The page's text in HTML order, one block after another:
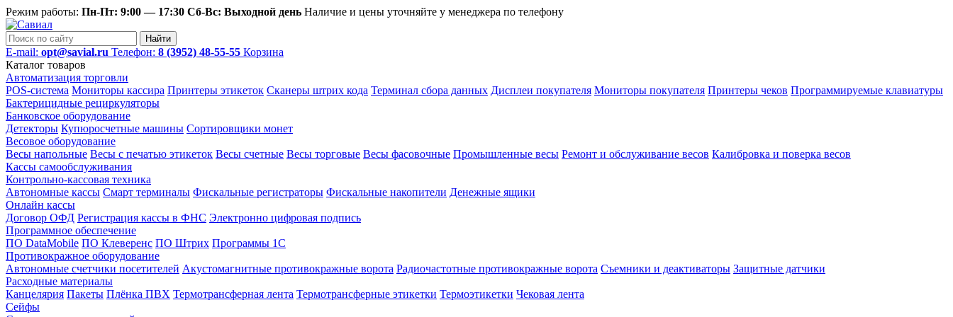
Режим работы: Пн-Пт: 9:00 — 17:30 Сб-Вс: Выходной день Наличие и цены уточняйте у менеджера по телефону
Найти
E-mail: opt@savial.ru Телефон: 8 (3952) 48-55-55 Корзина
Каталог товаров
Автоматизация торговли
POS-система Мониторы кассира Принтеры этикеток Сканеры штрих кода Терминал сбора данных Дисплеи покупателя Мониторы покупателя Принтеры чеков Программируемые клавиатуры
Бактерицидные рециркуляторы
Банковское оборудование
Детекторы Купюросчетные машины Сортировщики монет
Весовое оборудование
Весы напольные Весы с печатью этикеток Весы счетные Весы торговые Весы фасовочные Промышленные весы Ремонт и обслуживание весов Калибровка и поверка весов
Кассы самообслуживания
Контрольно-кассовая техника
Автономные кассы Смарт терминалы Фискальные регистраторы Фискальные накопители Денежные ящики
Онлайн кассы
Договор ОФД Регистрация кассы в ФНС Электронно цифровая подпись
Программное обеспечение
ПО DataMobile ПО Клеверенс ПО Штрих Программы 1С
Противокражное оборудование
Автономные счетчики посетителей Акустомагнитные противокражные ворота Радиочастотные противокражные ворота Съемники и деактиваторы Защитные датчики
Расходные материалы
Канцелярия Пакеты Плёнка ПВХ Термотрансферная лента Термотрансферные этикетки Термоэтикетки Чековая лента
Сейфы